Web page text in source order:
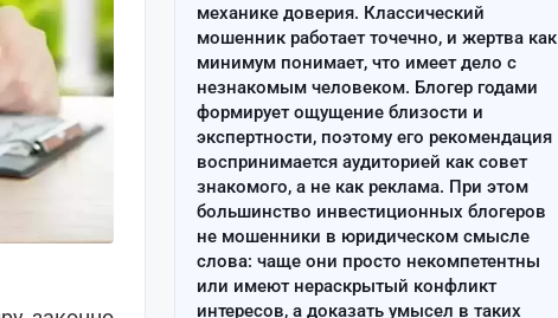
механике доверия. Классический
мошенник работает точечно, и жертва как
минимум понимает, что имеет дело с
незнакомым человеком. Блогер годами
формирует ощущение близости и
экспертности, поэтому его рекомендация
воспринимается аудиторией как совет
знакомого, а не как реклама. При этом
большинство инвестиционных блогеров
не мошенники в юридическом смысле
слова: чаще они просто некомпетентны
или имеют нераскрытый конфликт
интересов, а доказать умысел в таких